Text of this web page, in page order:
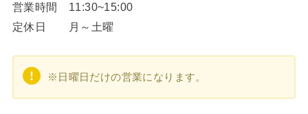
営業時間 11:30~15:00
定休日 月～土曜
※日曜日だけの営業になります。